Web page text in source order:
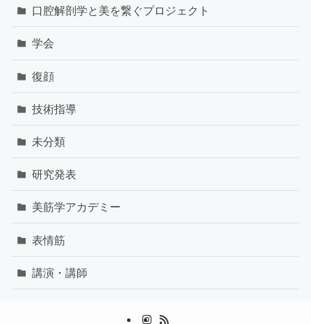
口腔解剖学と美を繋ぐプロジェクト
学会
復顔
技術指導
未分類
研究発表
美筋学アカデミー
表情筋
講演・講師